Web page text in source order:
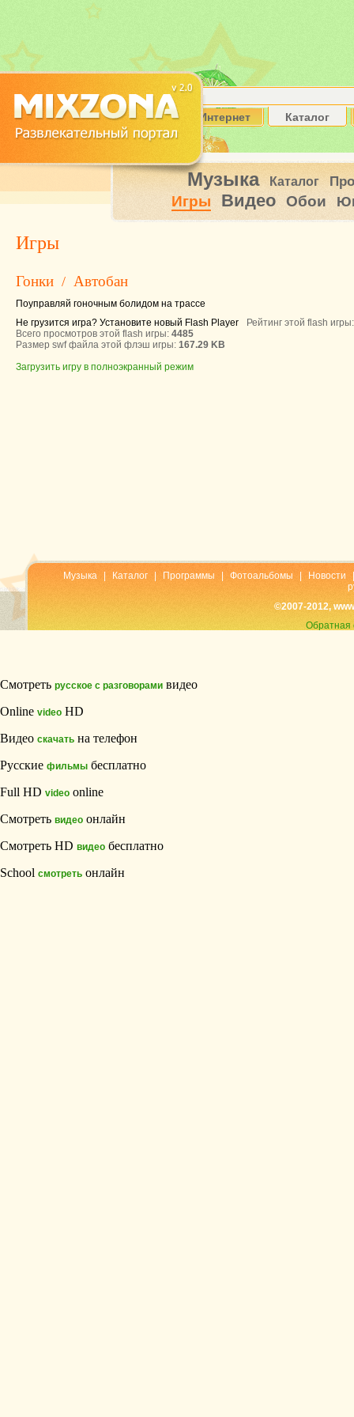
Интернет Каталог
Музыка Каталог
Игры Видео Обои
Игры
Гонки / Автобан
Поуправляй гоночным болидом на трассе
Не грузится игра? Установите новый Flash Player
Рейтинг этой flash
Всего просмотров этой flash игры: 4485
Размер swf файла этой флэш игры: 167.29 KB
Загрузить игру в полноэкранный режим
Музыка Каталог Программы Фотоальбомы Новости
©2007-2012,
Обратная
Смотреть русское с разговорами видео
Online video HD
Видео скачать на телефон
Русские фильмы бесплатно
Full HD video online
Смотреть видео онлайн
Смотреть HD видео бесплатно
School смотреть онлайн